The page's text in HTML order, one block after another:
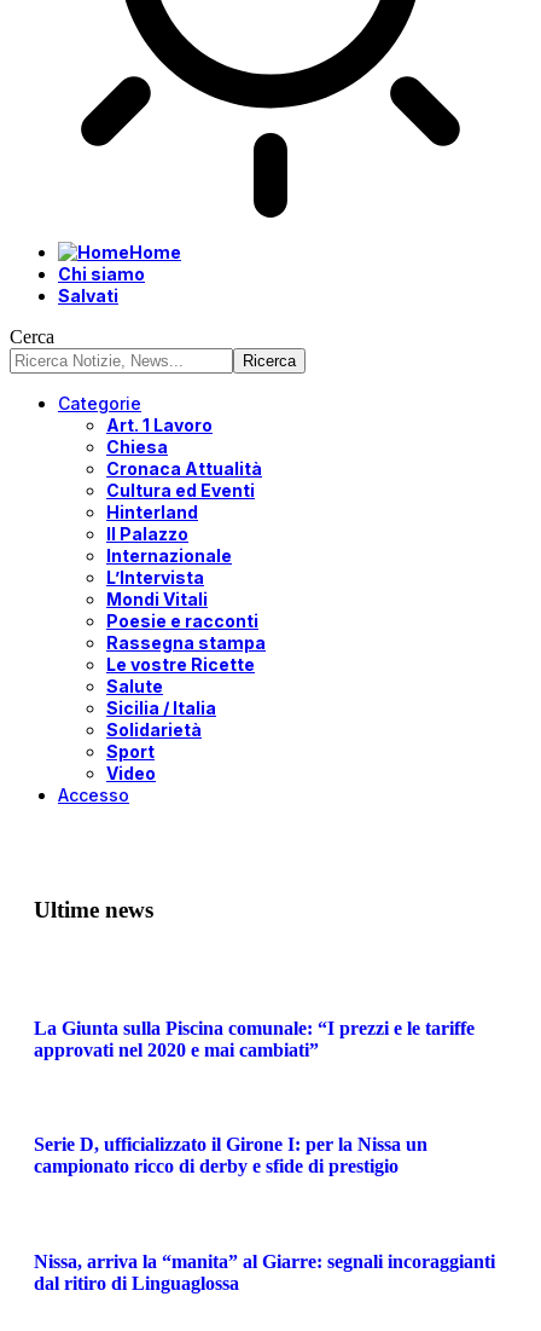
Home
Chi siamo
Salvati
Cerca
Categorie
Art. 1 Lavoro
Chiesa
Cronaca Attualità
Cultura ed Eventi
Hinterland
Il Palazzo
Internazionale
L’Intervista
Mondi Vitali
Poesie e racconti
Rassegna stampa
Le vostre Ricette
Salute
Sicilia / Italia
Solidarietà
Sport
Video
Accesso
Ultime news
La Giunta sulla Piscina comunale: “I prezzi e le tariffe
approvati nel 2020 e mai cambiati”
Serie D, ufficializzato il Girone I: per la Nissa un
campionato ricco di derby e sfide di prestigio
Nissa, arriva la “manita” al Giarre: segnali incoraggianti
dal ritiro di Linguaglossa